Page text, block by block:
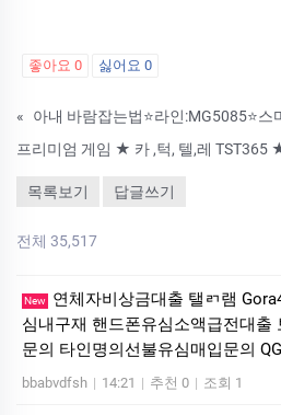
좋아요 0 싫어요 0
«
목록보기 답글쓰기
전체 35,517
New
연체자비상금대출 탤ㄺ램
심내구재 핸드폰유심소액급전대출
문의 타인명의선불유심매입문의
bbabvdfsh | 14:21 | 추천 0 | 조회 1